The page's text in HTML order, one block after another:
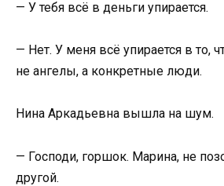
— У тебя всё в деньги упирается.
— Нет. У меня всё упирается в то,
не ангелы, а конкретные люди.
Нина Аркадьевна вышла на шум.
— Господи, горшок. Марина, не
другой.